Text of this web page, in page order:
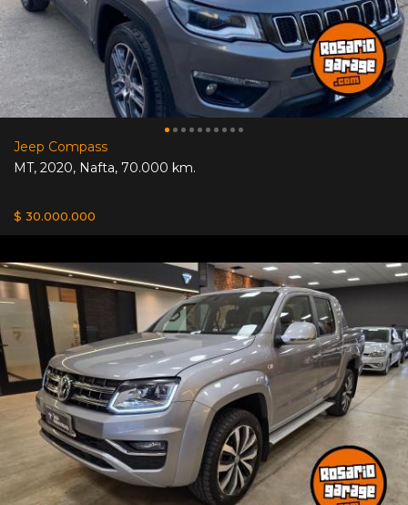
Jeep Compass
MT, 2020, Nafta, 70.000 km.
$ 30.000.000